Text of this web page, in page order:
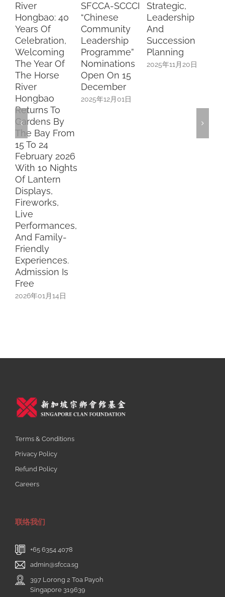
40
Of
Year Of
Horse
To
By
Bay From
To 24
2026
10 Nights
Lantern
Family-
Is
年01月14日
SFCCA-SCCCI
“Chinese
Community
Leadership
Programme”
Nominations
Open On 15
December
2025年12月01日
Strategic,
Leadership
And
Succession
Planning
2025年11月20日
With
Pang
2025年11
Privacy Policy
Refund Policy
联络我们
397 Lorong 2 Toa Payoh
与我们联系